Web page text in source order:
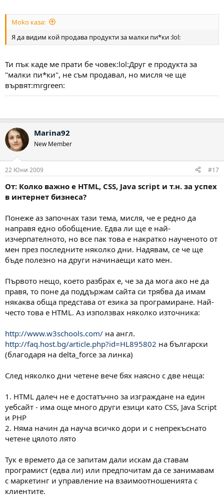
Moko каза:
Я да видим кой продава продукти за малки пи*ки :lol:
Ти пък каде ме прати бе човек:lol:Друг е продукта за
"малки пи*ки", не съм продавал, но мисля че ще
вървят:mrgreen:
Marina92
New Member
22 Юни 2009 #17
От: Колко важно е HTML, CSS, Java script и т.н. за успех
в интернет бизнеса?
Понеже аз започнах тази тема, мисля, че е редно да
направя едно обобщение. Едва ли ще е най-
изчерпателното, но все пак това е накратко наученото от
мен през последните няколко дни. Надявам, се че ще
бъде полезно на други начинаещи като мен.
Първото нещо, което разбрах е, че за да мога ако не да
правя, то поне да поддържам сайта си трябва да имам
някаква обща представа от езика за програмиране. Най-
често това е HTML. Аз използвах няколко източника:
http://www.w3schools.com/ на англ.
http://faq.host.bg/article.php?id=HL895802 на български
(благодаря на delta_force за линка)
След няколко дни четене вече бях наясно с две неща:
1. HTML далеч не е достатъчно за изграждане на един
уебсайт - има още много други езици като CSS, Java Script
и PHP
2. Няма начин да науча всичко дори и с непрекъснато
четене цялото лято
Тук е времето да се запитам дали искам да ставам
програмист (едва ли) или предпочитам да се занимавам
с маркетинг и управление на взаимоотношенията с
клиентите.